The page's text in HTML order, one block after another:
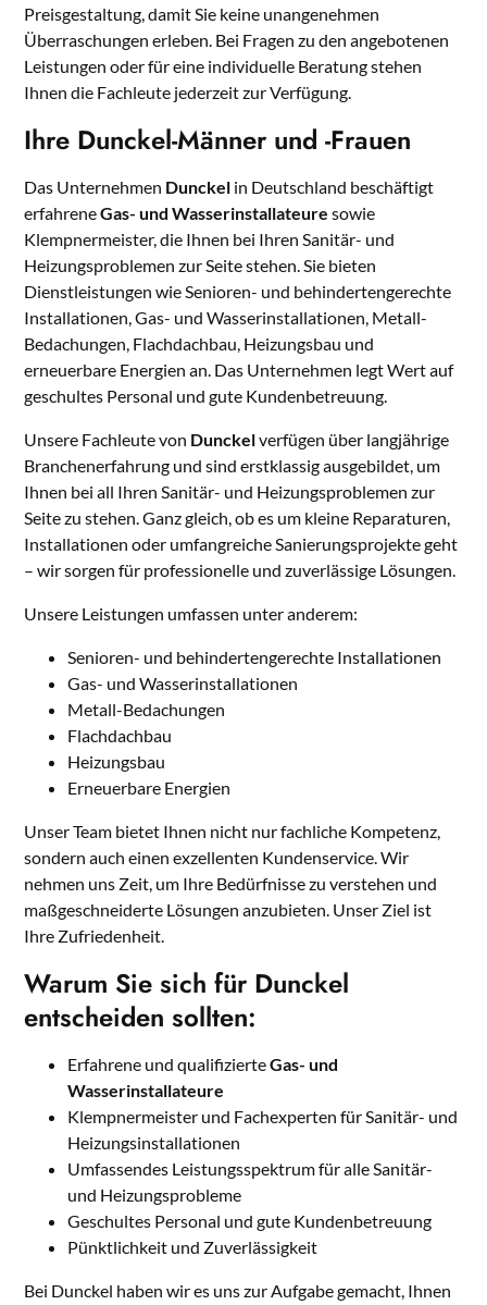
Preisgestaltung, damit Sie keine unangenehmen
Überraschungen erleben. Bei Fragen zu den angebotenen
Leistungen oder für eine individuelle Beratung stehen
Ihnen die Fachleute jederzeit zur Verfügung.
Ihre Dunckel-Männer und -Frauen
Das Unternehmen Dunckel in Deutschland beschäftigt
erfahreneGas- und Wasserinstallateure sowie
Klempnermeister, die Ihnen bei Ihren Sanitär- und
Heizungsproblemen zur Seite stehen. Sie bieten
Dienstleistungen wie Senioren- und behindertengerechte
Installationen, Gas- und Wasserinstallationen, Metall-
Bedachungen, Flachdachbau, Heizungsbau und
erneuerbare Energien an. Das Unternehmen legt Wert auf
geschultes Personal und gute Kundenbetreuung.
Unsere Fachleute von Dunckelverfügen über langjährige
Branchenerfahrung und sind erstklassig ausgebildet, um
Ihnen bei all Ihren Sanitär- und Heizungsproblemen zur
Seite zu stehen. Ganz gleich, ob es um kleine Reparaturen,
Installationen oder umfangreiche Sanierungsprojekte geht
– wir sorgen für professionelle und zuverlässige Lösungen.
Unsere Leistungen umfassen unter anderem:
Senioren- und behindertengerechte Installationen
Gas- und Wasserinstallationen
Metall-Bedachungen
Flachdachbau
Heizungsbau
Erneuerbare Energien
Unser Team bietet Ihnen nicht nur fachliche Kompetenz,
sondern auch einen exzellenten Kundenservice. Wir
nehmen uns Zeit, um Ihre Bedürfnisse zu verstehen und
maßgeschneiderte Lösungen anzubieten. Unser Ziel ist
Ihre Zufriedenheit.
Warum Sie sich für Dunckel
entscheiden sollten:
Erfahrene und qualifizierteGas- und
Wasserinstallateure
Klempnermeister und Fachexperten für Sanitär- und
Heizungsinstallationen
Umfassendes Leistungsspektrum für alle Sanitär-
und Heizungsprobleme
Geschultes Personal und gute Kundenbetreuung
Pünktlichkeit und Zuverlässigkeit
Bei Dunckel haben wir es uns zur Aufgabe gemacht, Ihnen